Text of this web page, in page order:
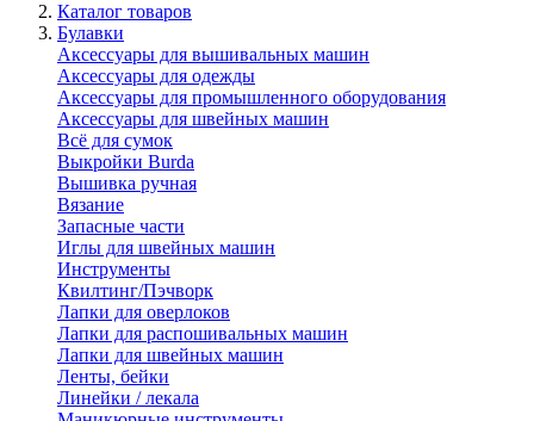
Каталог товаров
Булавки
Аксессуары для вышивальных машин
Аксессуары для одежды
Аксессуары для промышленного оборудования
Аксессуары для швейных машин
Всё для сумок
Выкройки Burda
Вышивка ручная
Вязание
Запасные части
Иглы для швейных машин
Инструменты
Квилтинг/Пэчворк
Лапки для оверлоков
Лапки для распошивальных машин
Лапки для швейных машин
Ленты, бейки
Линейки / лекала